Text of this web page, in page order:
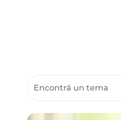
Buscar recursos para